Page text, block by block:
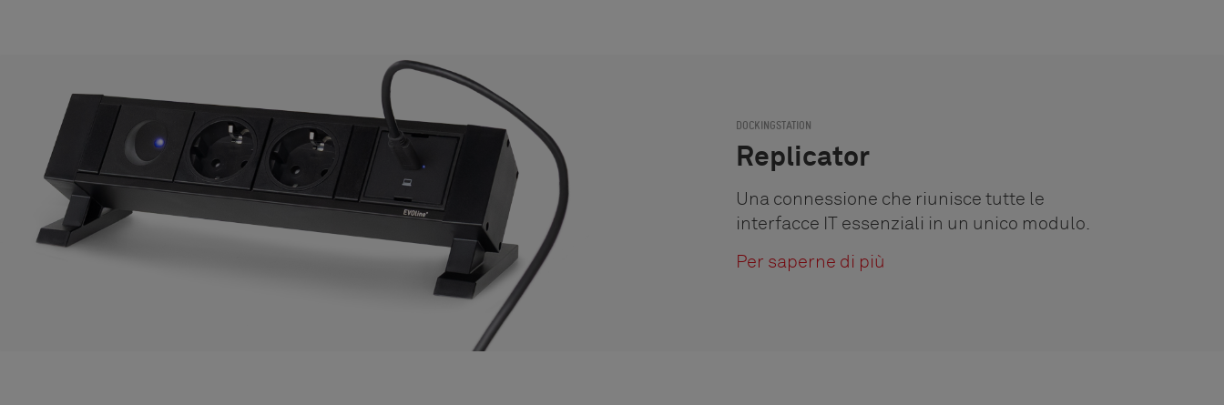
Replicator
DOCKINGSTATION
Una connessione che riunisce tutte le
interfacce IT essenziali in un unico modulo.
Per saperne di più